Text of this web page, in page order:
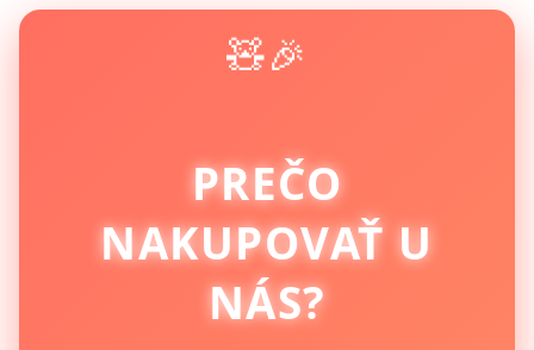
🧸🎉
PREČO
NAKUPOVAŤ U
NÁS?